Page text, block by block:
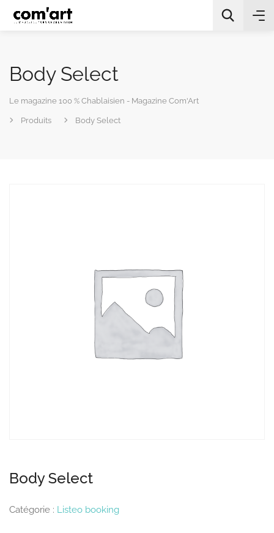
Body Select
Le magazine 100 % Chablaisien - Magazine Com'Art
Produits Body Select
Body Select
Catégorie : Listeo booking